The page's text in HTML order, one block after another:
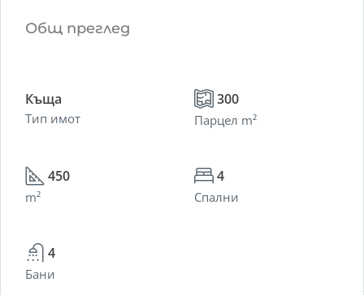
Общ преглед
Къща
Тип имот
300
Парцел m²
450
m²
4
Спални
4
Бани